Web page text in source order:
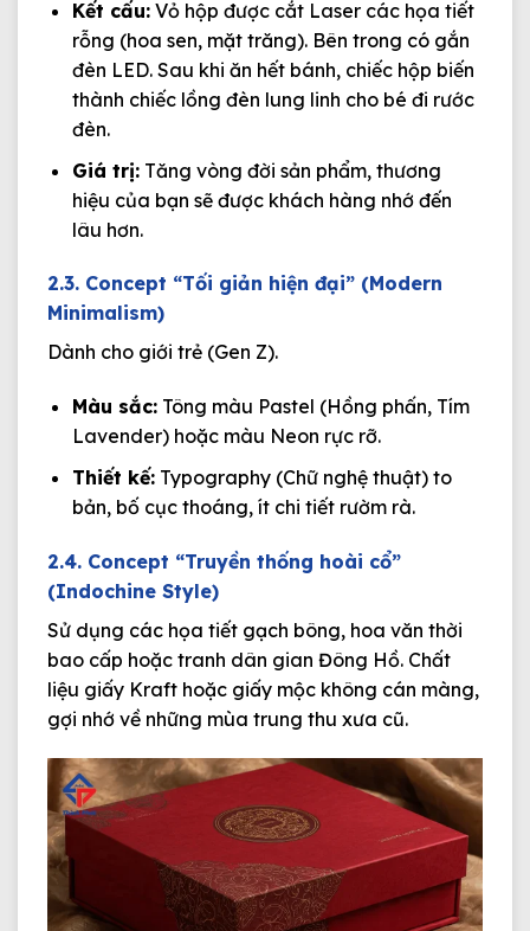
Kết cấu:Vỏ hộp được cắt Laser các họa tiết
rỗng (hoa sen, mặt trăng). Bên trong có gắn
đèn LED. Sau khi ăn hết bánh, chiếc hộp biến
thành chiếc lồng đèn lung linh cho bé đi rước
đèn.
Giá trị:Tăng vòng đời sản phẩm, thương
hiệu của bạn sẽ được khách hàng nhớ đến
lâu hơn.
2.3. Concept “Tối giản hiện đại” (Modern
Minimalism)
Dành cho giới trẻ (Gen Z).
Màu sắc:Tông màu Pastel (Hồng phấn, Tím
Lavender) hoặc màu Neon rực rỡ.
Thiết kế:Typography (Chữ nghệ thuật) to
bản, bố cục thoáng, ít chi tiết rườm rà.
2.4. Concept “Truyền thống hoài cổ”
(Indochine Style)
Sử dụng các họa tiết gạch bông, hoa văn thời
bao cấp hoặc tranh dân gian Đông Hồ. Chất
liệu giấy Kraft hoặc giấy mộc không cán màng,
gợi nhớ về những mùa trung thu xưa cũ.